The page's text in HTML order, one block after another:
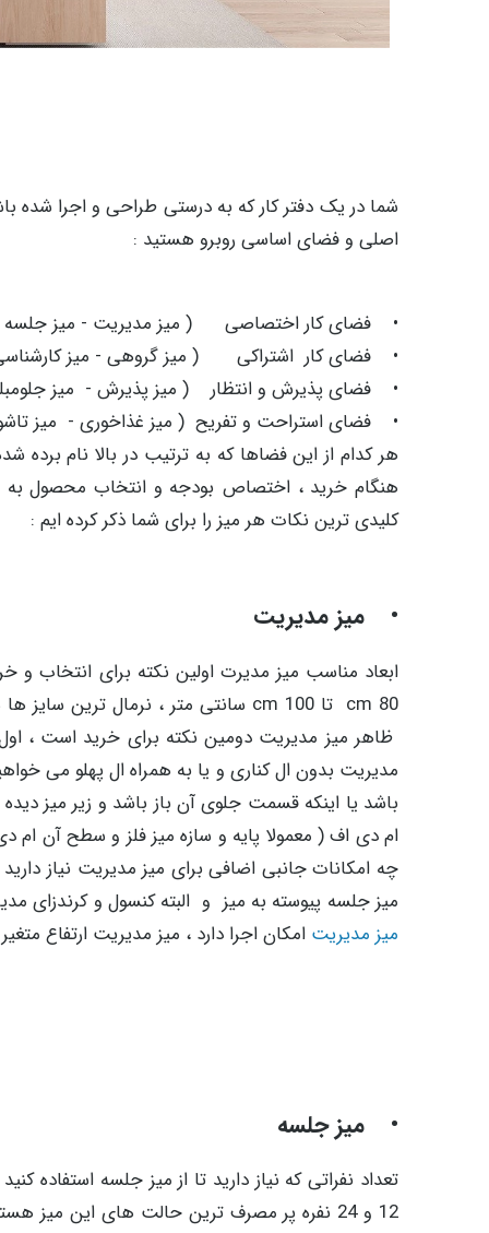
اصلی و فضای اساسی روبرو هستید :
• فضای کار اختصاصی ( میز مدیریت - میز
• فضای کار اشتراکی ( میز گروهی - میز
• فضای پذیرش و انتظار ( میز پذیرش - میز
• فضای استراحت و تفریح ( میز غذاخوری - میز
هر کدام از این فضاها که به ترتیب در بالا نام برده
هنگام خرید ، اختصاص بودجه و انتخاب محصول به
کلیدی ترین نکات هر میز را برای شما ذکر کرده ایم :
• میز مدیریت
ظاهر میز مدیریت دومین نکته برای خرید است ،
مدیریت بدون ال کناری و یا به همراه ال پهلو می
باشد یا اینکه قسمت جلوی آن باز باشد و زیر میز
ام دی اف ( معمولا پایه و سازه میز فلز و سطح
چه امکانات جانبی اضافی برای میز مدیریت نیاز
میز جلسه پیوسته به میز و البته کنسول و کرندزای
میز مدیریت امکان اجرا دارد ، میز مدیریت ارتفاع
• میز جلسه
12 و 24 نفره پر مصرف ترین حالت های این